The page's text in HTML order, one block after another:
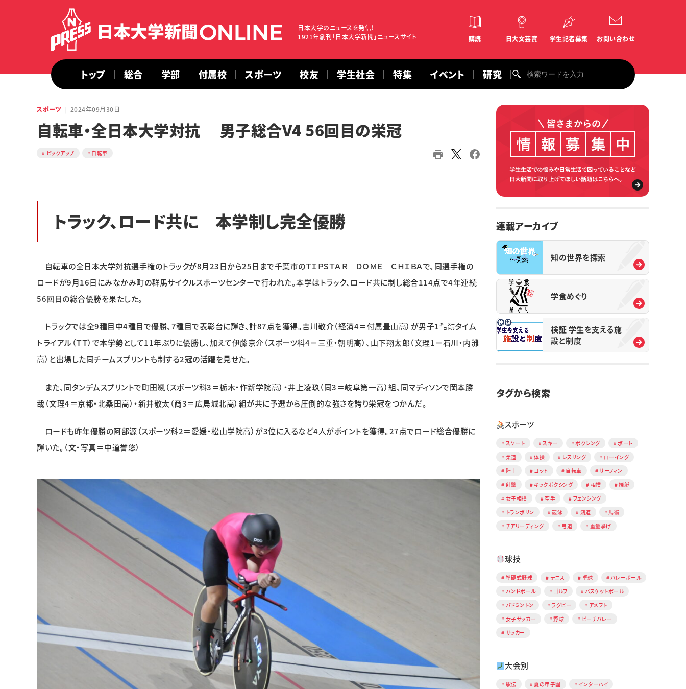
日本大学のニュースを発信！
1921年創刊「日本大学新聞」ニュースサイト
購読 日大文芸賞 学生記者募集 お問い合わせ
トップ 総合 学部 付属校 スポーツ 校友 学生社会 特集 イベント 研究
スポーツ 2024年09月30日
自転車・全日本大学対抗 男子総合V4 56回目の栄冠
ピックアップ 自転車
トラック、ロード共に 本学制し完全優勝
自転車の全日本大学対抗選手権のトラックが8月23日から25日まで千葉市のＴＩＰＳＴＡＲ ＤＯＭＥ ＣＨＩＢＡで、同選手権の
ロードが9月16日にみなかみ町の群馬サイクルスポーツセンターで行われた。本学はトラック、ロード共に制し総合114点で4年連続
56回目の総合優勝を果たした。
トラックでは全9種目中4種目で優勝、7種目で表彰台に輝き、計87点を獲得。吉川敬介（経済4＝付属豊山高）が男子1㌔㍍タイム
トライアル（ＴＴ）で本学勢として11年ぶりに優勝し、加えて伊藤京介（スポーツ科4＝三重・朝明高）、山下翔太郎（文理1＝石川・内灘
高）と出場した同チームスプリントも制する2冠の活躍を見せた。
また、同タンデムスプリントで町田颯（スポーツ科3＝栃木・作新学院高）・井上凌玖（同3＝岐阜第一高）組、同マディソンで岡本勝
哉（文理4＝京都・北桑田高）・新井敬太（商3＝広島城北高）組が共に予選から圧倒的な強さを誇り栄冠をつかんだ。
ロードも昨年優勝の阿部源（スポーツ科2＝愛媛・松山学院高）が3位に入るなど4人がポイントを獲得。27点でロード総合優勝に
輝いた。（文・写真＝中道誉悠）
連載アーカイブ
知の世界を探索
学食めぐり
検証 学生を支える施
設と制度
タグから検索
スポーツ
スケート スキー ボクシング
ボート
柔道
体操 レスリング
ローイング
陸上
ヨット 自転車
サーフィン
射撃
キックボクシング 相撲
端艇
女子相撲
空手
フェンシング
トランポリン
競泳 剣道
馬術
チアリーディング
弓道 重量挙げ
球技
準硬式野球 テニス 卓球
バレーボール
ハンドボール
ゴルフ
バスケットボール
バドミントン
ラグビー
アメフト
女子サッカー
野球
ビーチバレー
サッカー
大会別
駅伝 夏の甲子園
インターハイ